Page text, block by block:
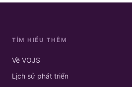
TÌM HIỂU THÊM
Về VOJS
Lịch sử phát triển